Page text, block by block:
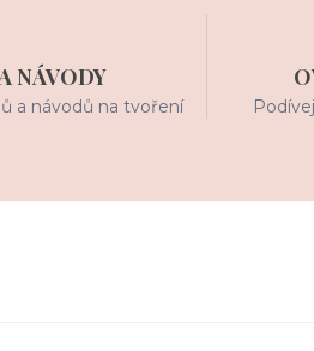
NÁVODY
a návodů na tvoření